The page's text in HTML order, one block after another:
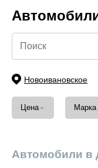
Новоивановское
Цена ⌄ Марка
Автомобили в